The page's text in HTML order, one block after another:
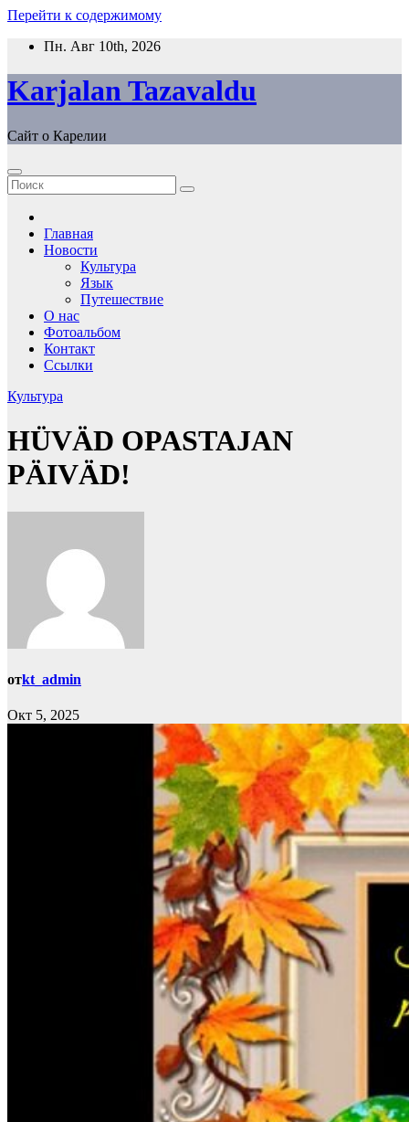
Перейти к содержимому
Пн. Авг 10th, 2026
Karjalan Tazavaldu
Сайт о Карелии
Главная
Новости
Культура
Язык
Путешествие
О нас
Фотоальбом
Контакт
Ссылки
Культура
HÜVÄD OPASTAJAN
PÄIVÄD!
отkt_admin
Окт 5, 2025